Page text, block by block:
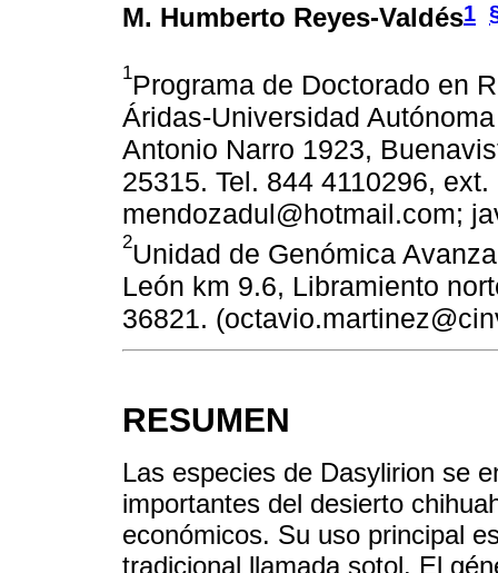
M. Humberto Reyes-Valdés1
1Programa de Doctorado en
Áridas-Universidad
Antonio Narro 1923,
25315. Tel. 844 4110296,
mendozadul@hotmail.com;
2Unidad de Genómica
León km 9.6, Libramiento
36821.
RESUMEN
Las especies de Dasylirion se
importantes del desierto
económicos. Su uso principal
tradicional llamada sotol. El